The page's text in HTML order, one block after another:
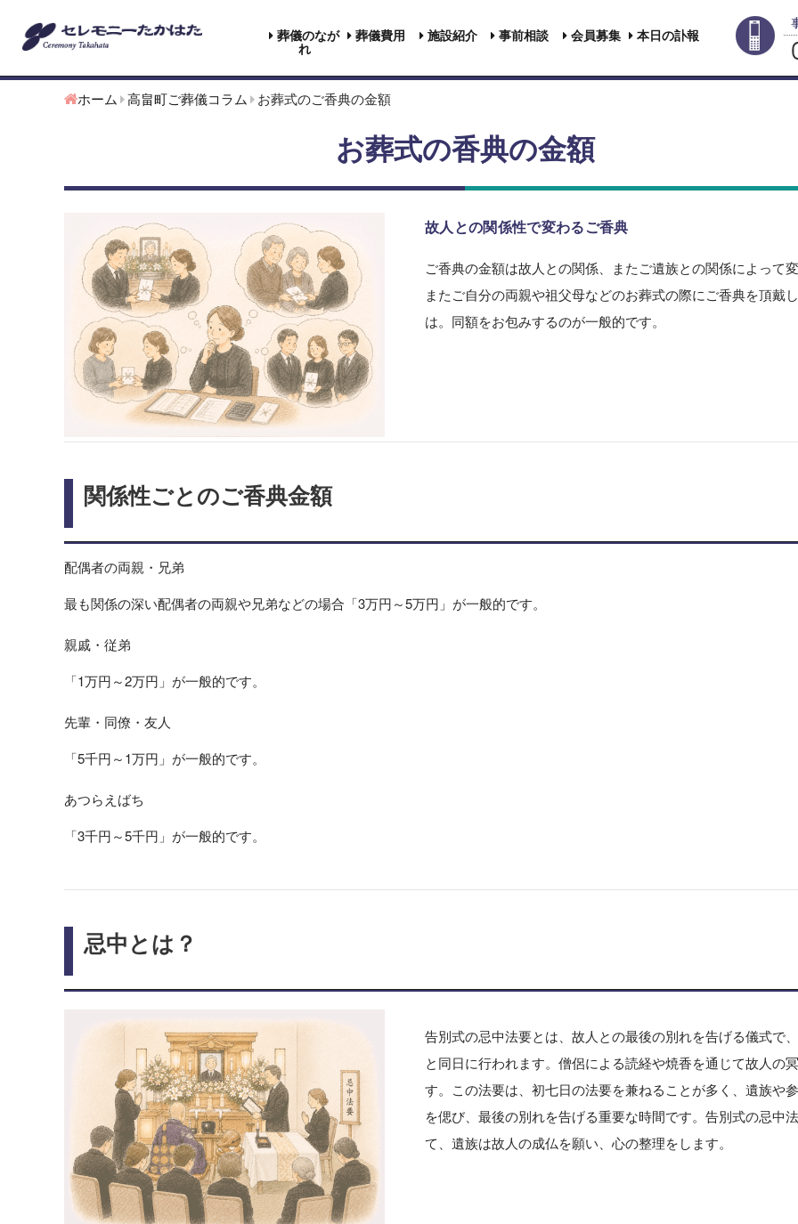
葬儀のなが
れ
葬儀費用 施設紹介 事前相談 会員募集 本日の訃報
ホーム 高畠町ご葬儀コラム お葬式のご香典の金額
お葬式の香典の金額
故人との関係性で変わるご香典
ご香典の金額は故人との関係、またご遺族との関係によって
またご自分の両親や祖父母などのお葬式の際にご香典を頂戴
は。同額をお包みするのが一般的です。
関係性ごとのご香典金額
配偶者の両親・兄弟
最も関係の深い配偶者の両親や兄弟などの場合「3万円～5万円」が一般的です。
親戚・従弟
「1万円～2万円」が一般的です。
先輩・同僚・友人
「5千円～1万円」が一般的です。
あつらえばち
「3千円～5千円」が一般的です。
忌中とは？
告別式の忌中法要とは、故人との最後の別れを告げる儀式で
と同日に行われます。僧侶による読経や焼香を通じて故人の
す。この法要は、初七日の法要を兼ねることが多く、遺族や
を偲び、最後の別れを告げる重要な時間です。告別式の忌中
て、遺族は故人の成仏を願い、心の整理をします。